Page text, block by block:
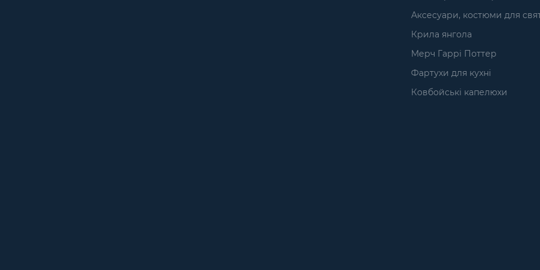
Аксесуари, костюми для
Крила янгола
Мерч Гаррі Поттер
Фартухи для кухні
Ковбойські капелюхи